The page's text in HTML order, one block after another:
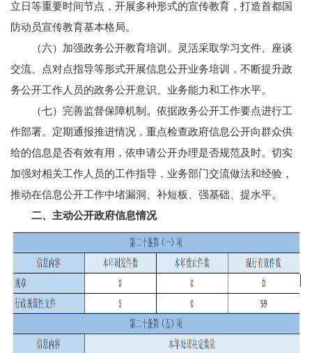
立日等重要时间节点，开展多种形式的宣传教育，打造首都国
防动员宣传教育基本格局。
（六）加强政务公开教育培训。灵活采取学习文件、座谈
交流、点对点指导等形式开展信息公开业务培训，不断提升政
务公开工作人员的政务公开意识、业务能力和工作水平。
（七）完善监督保障机制。依据政务公开工作要点进行工
作部署。定期通报推进情况，重点检查政府信息公开向群众供
给的信息是否有效有用，依申请公开办理是否规范及时。切实
加强对相关工作人员的工作指导，业务部门交流做法和经验，
推动在信息公开工作中堵漏洞、补短板、强基础、提水平。
二、主动公开政府信息情况